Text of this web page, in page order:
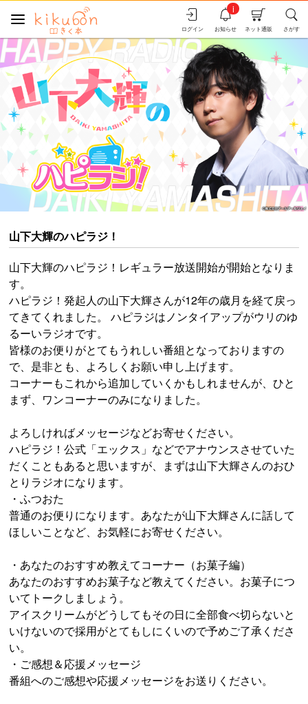
さがす
ネット通販
お知らせ
i
ログイン
山下大輝のハピラジ！
山下大輝のハピラジ！レギュラー放送開始が開始となりま
す。
ハピラジ！発起人の山下大輝さんが12年の歳月を経て戻っ
てきてくれました。 ハピラジはノンタイアップがウリのゆ
るーいラジオです。
皆様のお便りがとてもうれしい番組となっておりますの
で、是非とも、よろしくお願い申し上げます。
コーナーもこれから追加していくかもしれませんが、ひと
まず、ワンコーナーのみになりました。
よろしければメッセージなどお寄せください。
ハピラジ！公式「エックス」などでアナウンスさせていた
だくこともあると思いますが、まずは山下大輝さんのおひ
とりラジオになります。
・ふつおた
普通のお便りになります。あなたが山下大輝さんに話して
ほしいことなど、お気軽にお寄せください。
・あなたのおすすめ教えてコーナー（お菓子編）
あなたのおすすめお菓子など教えてください。お菓子につ
いてトークしましょう。
アイスクリームがどうしてもその日に全部食べ切らないと
いけないので採用がとてもしにくいので予めご了承くださ
い。
・ご感想＆応援メッセージ
番組へのご感想や応援メッセージをお送りください。